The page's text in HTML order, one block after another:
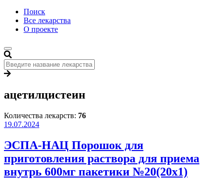
Поиск
Все лекарства
О проекте
ацетилцистеин
Количества лекарств: 76
19.07.2024
ЭСПА-НАЦ Порошок для
приготовления раствора для приема
внутрь 600мг пакетики №20(20x1)